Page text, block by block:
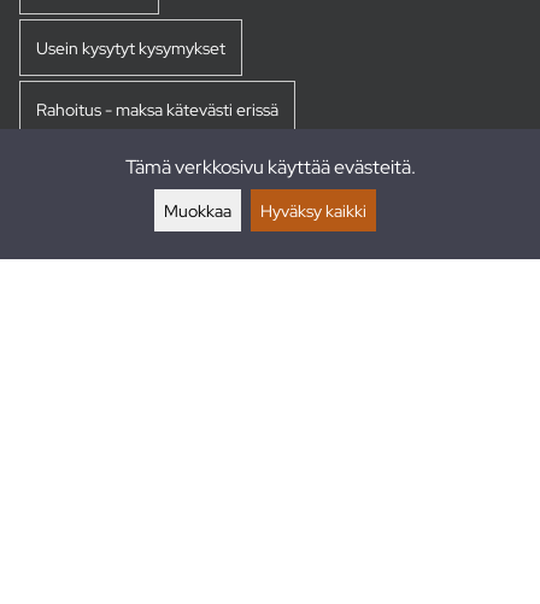
Usein kysytyt kysymykset
Rahoitus - maksa kätevästi erissä
Tämä verkkosivu käyttää evästeitä.
Muokkaa Hyväksy kaikki